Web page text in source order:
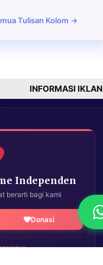
Tulisan Kolom →
INFORMASI IKLAN
Independen
berarti bagi kami
Donasi